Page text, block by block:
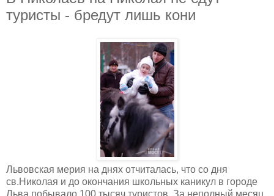
туристы - бредут лишь кони
Львовская мерия на днях отчиталась, что со дня
св.Николая и до окончания школьных каникул в городе
Льва побывало 100 тысяч туристов. За неполный месяц.